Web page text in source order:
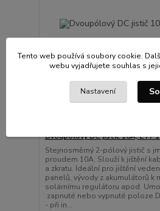
Dvoupólový DC jistič 10A, ETI-
Stejnosměrný 2-pólový jistič s
proudem 10A. Slouží k jištění
a zkratu. Ideální pro jištění
panelů, vývody z akumulátorů k
solárnímu regulátoru apod.
zapnuté nebo vypnuté
- při in...
Tento web používá soubory cookie.
webu vyjadřujete souhlas s
Nastavení